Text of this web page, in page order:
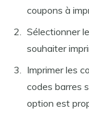
coupons à
Sélectionner
souhaiter
Imprimer les
codes barres
option est